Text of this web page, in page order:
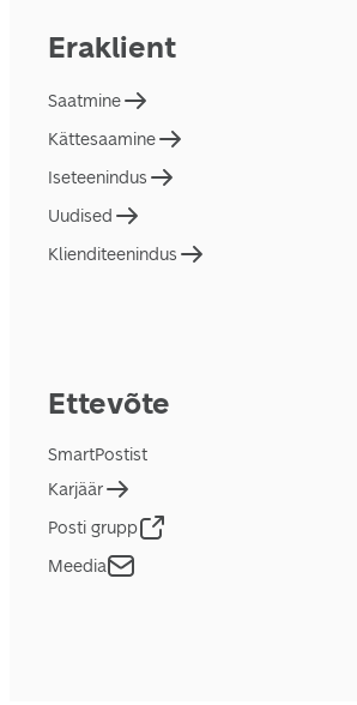
Eraklient
Saatmine
Kättesaamine
Iseteenindus
Uudised
Klienditeenindus
Ettevõte
SmartPostist
Karjäär
Posti grupp
Meedia